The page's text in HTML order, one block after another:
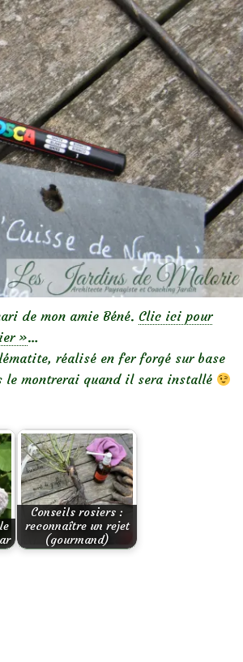
de mon amie Béné. Clic ici pour
»…
réalisé en fer forgé sur base
le montrerai quand il sera installé
Conseils rosiers :
reconnaître un rejet
(gourmand)